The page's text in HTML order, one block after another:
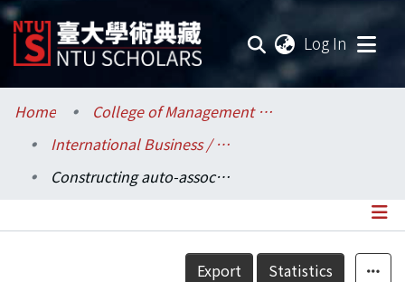
Log In
Communities & Collections
Research Outputs
Home
College of Management / 管理學院
International Business / 國際企業學系
Constructing auto-associative neural networks: an application to knowledge discovery in a cross-national dy of brand image perception
Details
Export Statistics